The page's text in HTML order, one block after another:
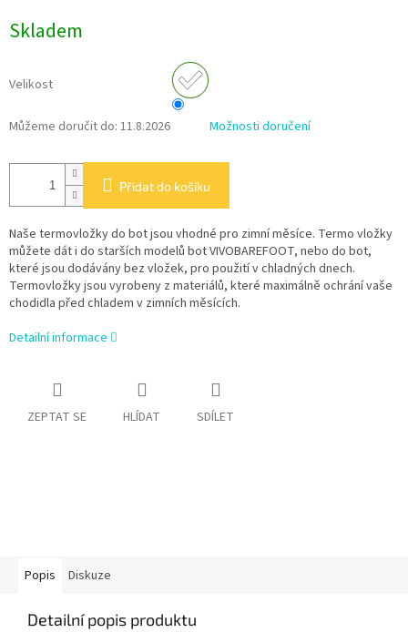
cena:
Skladem
Velikost
Můžeme doručit do: 11.8.2026 Možnosti doručení
Přidat do košíku
Naše termovložky do bot jsou vhodné pro zimní měsíce. Termo vložky
můžete dát i do starších modelů bot VIVOBAREFOOT, nebo do bot,
které jsou dodávány bez vložek, pro použití v chladných dnech.
Termovložky jsou vyrobeny z materiálů, které maximálně ochrání vaše
chodidla před chladem v zimních měsících.
Detailní informace
ZEPTAT SE HLÍDAT SDÍLET
Popis Diskuze
Detailní popis produktu